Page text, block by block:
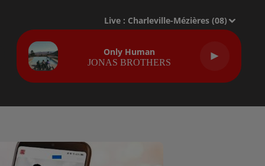
Live : Charleville-Mézières (08)
Only Human
JONAS BROTHERS